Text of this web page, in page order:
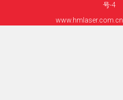
号-4
www.hmlaser.com.cn